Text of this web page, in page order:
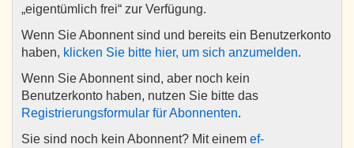
„eigentümlich frei“ zur Verfügung.
Wenn Sie Abonnent sind und bereits ein Benutzerkonto
haben, klicken Sie bitte hier, um sich anzumelden.
Wenn Sie Abonnent sind, aber noch kein
Benutzerkonto haben, nutzen Sie bitte das
Registrierungsformular für Abonnenten.
Sie sind noch kein Abonnent? Mit einem ef-